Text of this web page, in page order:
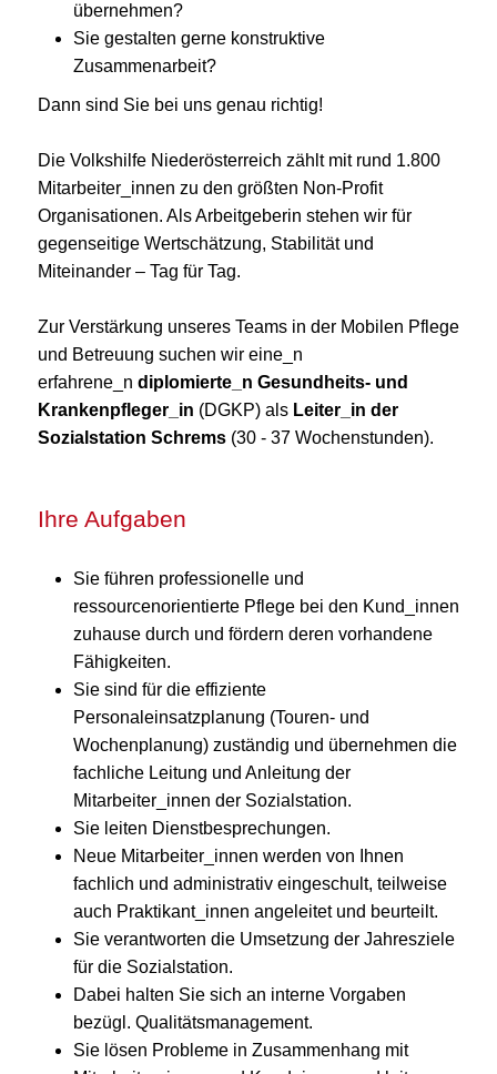
übernehmen?
Sie gestalten gerne konstruktive
Zusammenarbeit?
Dann sind Sie bei uns genau richtig!
Die Volkshilfe Niederösterreich zählt mit rund 1.800
Mitarbeiter_innen zu den größten Non-Profit
Organisationen. Als Arbeitgeberin stehen wir für
gegenseitige Wertschätzung, Stabilität und
Miteinander – Tag für Tag.
Zur Verstärkung unseres Teams in der Mobilen Pflege
und Betreuung suchen wir eine_n
erfahrene_n diplomierte_n Gesundheits- und
Krankenpfleger_in (DGKP) als Leiter_in der
Sozialstation Schrems (30 - 37 Wochenstunden).
Ihre Aufgaben
Sie führen professionelle und
ressourcenorientierte Pflege bei den Kund_innen
zuhause durch und fördern deren vorhandene
Fähigkeiten.
Sie sind für die effiziente
Personaleinsatzplanung (Touren- und
Wochenplanung) zuständig und übernehmen die
fachliche Leitung und Anleitung der
Mitarbeiter_innen der Sozialstation.
Sie leiten Dienstbesprechungen.
Neue Mitarbeiter_innen werden von Ihnen
fachlich und administrativ eingeschult, teilweise
auch Praktikant_innen angeleitet und beurteilt.
Sie verantworten die Umsetzung der Jahresziele
für die Sozialstation.
Dabei halten Sie sich an interne Vorgaben
bezügl. Qualitätsmanagement.
Sie lösen Probleme in Zusammenhang mit